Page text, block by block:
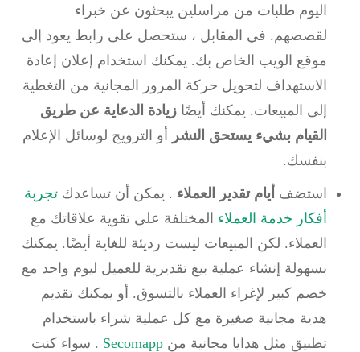
اليوم طلبات من مراسلين يبحثون عن خبراء
لقصصهم.في المقابل ، ستحصل على رابط يعود إلى
موقع الويب الخاص بك.يمكنك استخدام إعلان إعادة
الاستهداف لتحويل حركة المرور المجانية من التغطية
إلى المبيعات.يمكنك أيضًازيادة الدعاية عن طريق
القيام بشيء يستحق النشرأو الترويج لوسائل الإعلام
بنفسك.
استضفأيام تقدير العملاء.يمكن أن تساعدكتجربة
أفكار خدمة العملاءالمختلفةعلى تقوية علاقاتك مع
العملاء.لكن المبيعات ليست رديئة للغاية أيضًا.يمكنك
بسهولة إنشاء عملية بيع تقديرية للعميل ليوم واحد مع
خصم كبير لإغراء العملاء بالتسوق.أو يمكنك تقديم
هدية مجانية صغيرة مع كل عملية شراء باستخدام
تطبيق مثل هدايا مجانية منSecomapp
.سواء كنت